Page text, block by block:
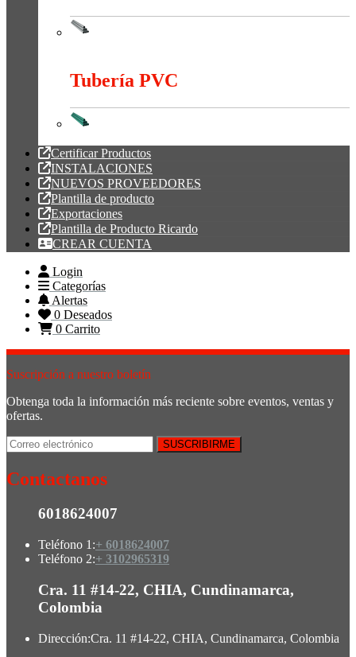
Tubería PVC
Certificar Productos
INSTALACIONES
NUEVOS PROVEEDORES
Plantilla de producto
Exportaciones
Plantilla de Producto Ricardo
CREAR CUENTA
Login
Categorías
Alertas
0 Deseados
0 Carrito
Suscripción a nuestro boletín
Obtenga toda la información más reciente sobre eventos, ventas y
ofertas.
Contactanos
6018624007
Teléfono 1:+ 6018624007
Teléfono 2:+ 3102965319
Cra. 11 #14-22, CHIA, Cundinamarca,
Colombia
Dirección:Cra. 11 #14-22, CHIA, Cundinamarca, Colombia